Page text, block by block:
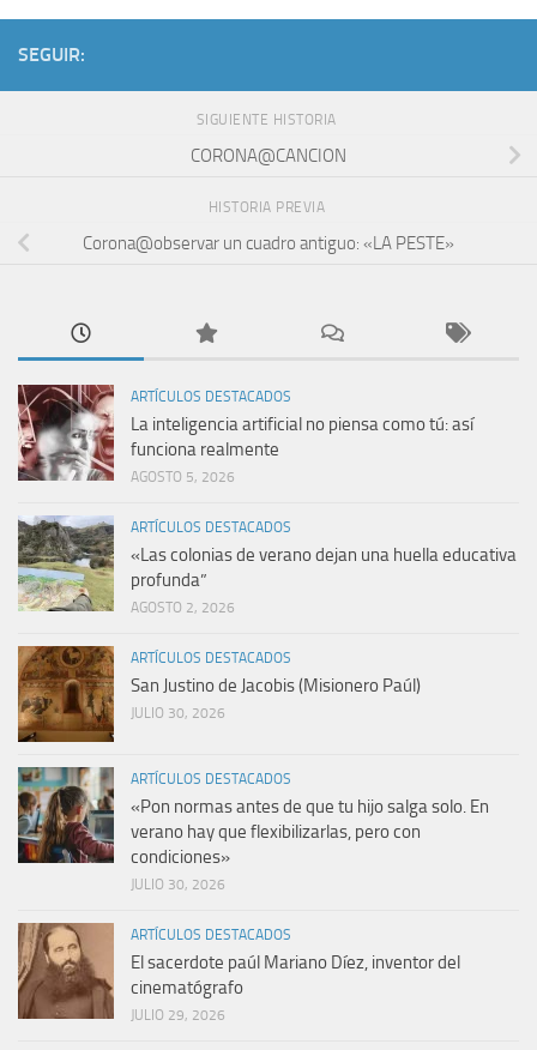
SEGUIR:
SIGUIENTE HISTORIA
CORONA@CANCION
HISTORIA PREVIA
Corona@observar un cuadro antiguo: «LA PESTE»
ARTÍCULOS DESTACADOS
La inteligencia artificial no piensa como tú: así
funciona realmente
AGOSTO 5, 2026
ARTÍCULOS DESTACADOS
«Las colonias de verano dejan una huella educativa
profunda”
AGOSTO 2, 2026
ARTÍCULOS DESTACADOS
San Justino de Jacobis (Misionero Paúl)
JULIO 30, 2026
ARTÍCULOS DESTACADOS
«Pon normas antes de que tu hijo salga solo. En
verano hay que flexibilizarlas, pero con
condiciones»
JULIO 30, 2026
ARTÍCULOS DESTACADOS
El sacerdote paúl Mariano Díez, inventor del
cinematógrafo
JULIO 29, 2026